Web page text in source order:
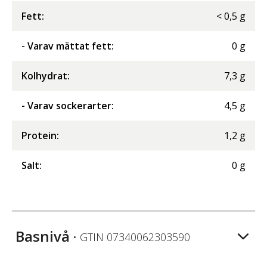
Fett: <0,5 g
- Varav mättat fett: 0 g
Kolhydrat: 7,3 g
- Varav sockerarter: 4,5 g
Protein: 1,2 g
Salt: 0 g
Basnivå • GTIN 07340062303590